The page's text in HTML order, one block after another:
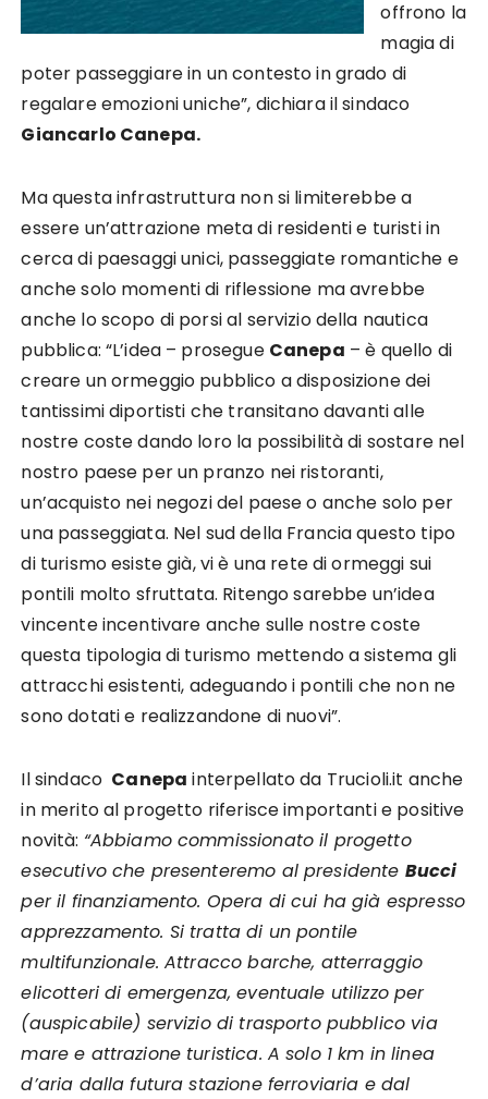
offrono la
magia di
poter passeggiare in un contesto in grado di
regalare emozioni uniche”, dichiara il sindaco
Giancarlo Canepa.
Ma questa infrastruttura non si limiterebbe a
essere un’attrazione meta di residenti e turisti in
cerca di paesaggi unici, passeggiate romantiche e
anche solo momenti di riflessione ma avrebbe
anche lo scopo di porsi al servizio della nautica
pubblica: “L’idea – prosegue Canepa – è quello di
creare un ormeggio pubblico a disposizione dei
tantissimi diportisti che transitano davanti alle
nostre coste dando loro la possibilità di sostare nel
nostro paese per un pranzo nei ristoranti,
un’acquisto nei negozi del paese o anche solo per
una passeggiata. Nel sud della Francia questo tipo
di turismo esiste già, vi è una rete di ormeggi sui
pontili molto sfruttata. Ritengo sarebbe un’idea
vincente incentivare anche sulle nostre coste
questa tipologia di turismo mettendo a sistema gli
attracchi esistenti, adeguando i pontili che non ne
sono dotati e realizzandone di nuovi”.
Il sindaco Canepa interpellato da Trucioli.it anche
in merito al progetto riferisce importanti e positive
novità: “Abbiamo commissionato il progetto
esecutivo che presenteremo al presidente Bucci
per il finanziamento. Opera di cui ha già espresso
apprezzamento. Si tratta di un pontile
multifunzionale. Attracco barche, atterraggio
elicotteri di emergenza, eventuale utilizzo per
(auspicabile) servizio di trasporto pubblico via
mare e attrazione turistica. A solo 1 km in linea
d’aria dalla futura stazione ferroviaria e dal